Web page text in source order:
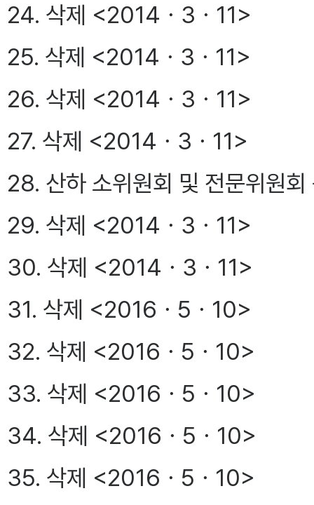
24. 삭제 <2014ㆍ3ㆍ11>
25. 삭제 <2014ㆍ3ㆍ11>
26. 삭제 <2014ㆍ3ㆍ11>
27. 삭제 <2014ㆍ3ㆍ11>
28. 산하 소위원회 및 전문위원
29. 삭제 <2014ㆍ3ㆍ11>
30. 삭제 <2014ㆍ3ㆍ11>
31. 삭제 <2016ㆍ5ㆍ10>
32. 삭제 <2016ㆍ5ㆍ10>
33. 삭제 <2016ㆍ5ㆍ10>
34. 삭제 <2016ㆍ5ㆍ10>
35. 삭제 <2016ㆍ5ㆍ10>